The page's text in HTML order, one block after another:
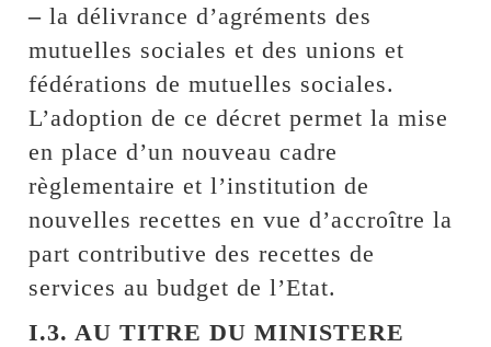
– la délivrance d’agréments des
mutuelles sociales et des unions et
fédérations de mutuelles sociales.
L’adoption de ce décret permet la mise
en place d’un nouveau cadre
règlementaire et l’institution de
nouvelles recettes en vue d’accroître la
part contributive des recettes de
services au budget de l’Etat.
I.3. AU TITRE DU MINISTERE